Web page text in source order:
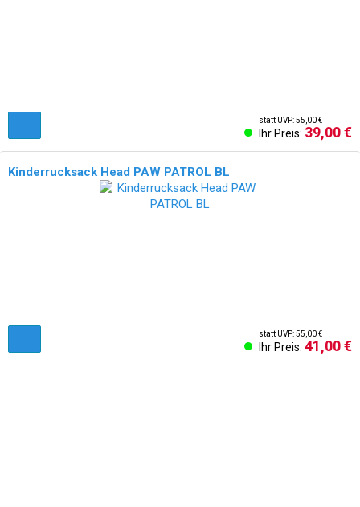
statt UVP: 55,00 €
Ihr Preis: 39,00 €
Kinderrucksack Head PAW PATROL BL
statt UVP: 55,00 €
Ihr Preis: 41,00 €